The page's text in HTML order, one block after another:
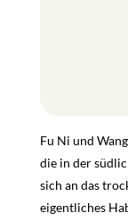
Fu Ni und
die in der
sich an das
eigentliches